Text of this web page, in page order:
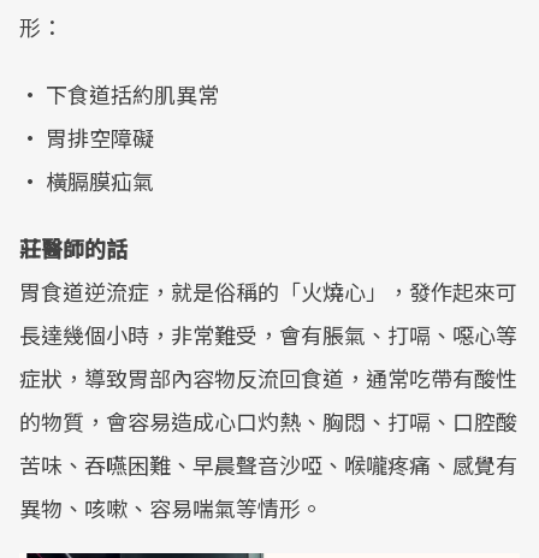
形：
• 下食道括約肌異常
• 胃排空障礙
• 橫膈膜疝氣
莊醫師的話
胃食道逆流症，就是俗稱的「火燒心」，發作起來可
長達幾個小時，非常難受，會有脹氣、打嗝、噁心等
症狀，導致胃部內容物反流回食道，通常吃帶有酸性
的物質，會容易造成心口灼熱、胸悶、打嗝、口腔酸
苦味、吞嚥困難、早晨聲音沙啞、喉嚨疼痛、感覺有
異物、咳嗽、容易喘氣等情形。